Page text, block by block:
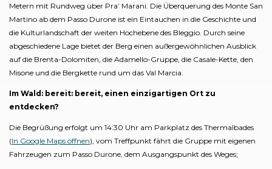
Metern mit Rundweg über Pra’ Marani. Die Überquerung des Monte San
Martino ab dem Passo Durone ist ein Eintauchen in die Geschichte und
die Kulturlandschaft der weiten Hochebene des Bleggio. Durch seine
abgeschiedene Lage bietet der Berg einen außergewöhnlichen Ausblick
auf die Brenta-Dolomiten, die Adamello-Gruppe, die Casale-Kette, den
Misone und die Bergkette rund um das Val Marcia.
Im Wald: bereit: bereit, einen einzigartigen Ort zu
entdecken?
Die Begrüßung erfolgt um 14:30 Uhr am Parkplatz des Thermalbades
(In Google Maps öffnen), vom Treffpunkt fährt die Gruppe mit eigenen
Fahrzeugen zum Passo Durone, dem Ausgangspunkt des Weges;